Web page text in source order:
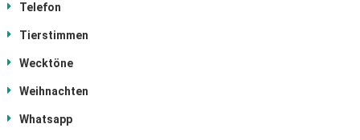
Telefon
Tierstimmen
Wecktöne
Weihnachten
Whatsapp